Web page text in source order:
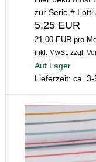
zur Serie # Lotti
5,25 EUR
21,00 EUR pro
inkl. MwSt. zzgl.
Auf Lager
Lieferzeit: ca. 3-